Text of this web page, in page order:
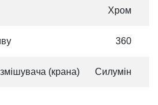
Хром
360
(крана) Силумін